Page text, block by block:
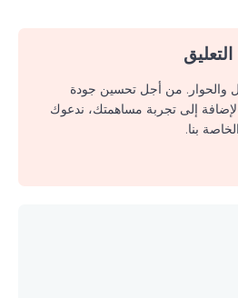
والحوار. من أجل تحسين جودة
بالإضافة إلى تجربة مساهمتك، ندعوك
بنا.